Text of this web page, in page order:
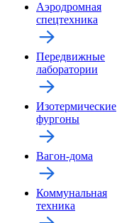
Аэродромная
спецтехника
Передвижные
лаборатории
Изотермические
фургоны
Вагон-дома
Коммунальная
техника